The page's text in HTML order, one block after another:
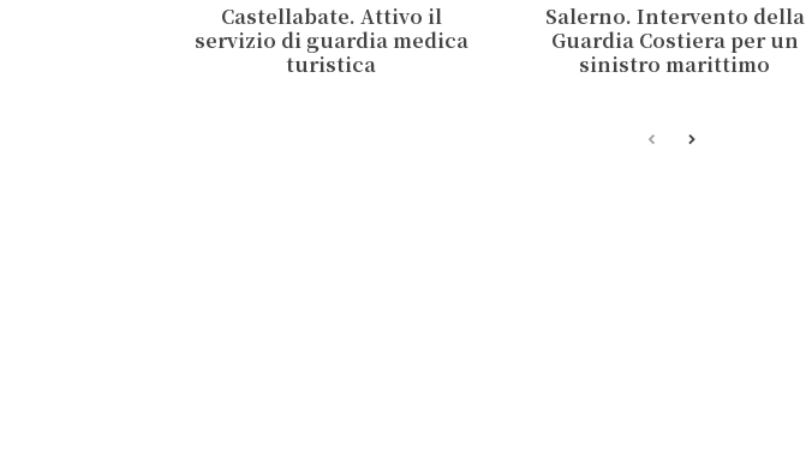
Castellabate. Attivo il
servizio di guardia medica
turistica
Salerno. Intervento della
Guardia Costiera per un
sinistro marittimo